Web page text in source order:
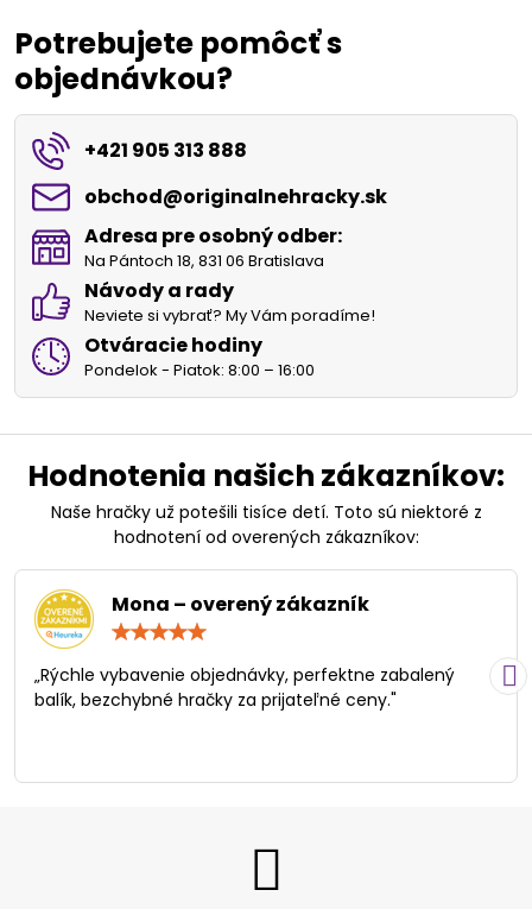
Potrebujete pomôcť s
objednávkou?
+421 905 313 888
obchod​@originalnehracky​.sk
Adresa pre osobný odber:
Na Pántoch 18, 831 06 Bratislava
Návody a rady
Neviete si vybrať? My Vám poradíme!
Otváracie hodiny
Pondelok - Piatok: 8:00 – 16:00
Hodnotenia našich zákazníkov:
Naše hračky už potešili tisíce detí. Toto sú niektoré z
hodnotení od overených zákazníkov:
Mona – overený zákazník
/
5
„Rýchle vybavenie objednávky, perfektne zabalený
balík, bezchybné hračky za prijateľné ceny."